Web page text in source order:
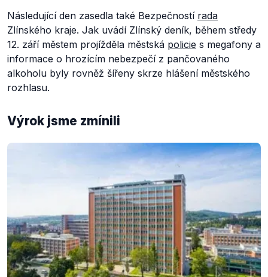
Následující den zasedla také Bezpečností rada
Zlínského kraje. Jak uvádí Zlínský deník, během středy
12. září městem projížděla městská policie s megafony a
informace o hrozícím nebezpečí z pančovaného
alkoholu byly rovněž šířeny skrze hlášení městského
rozhlasu.
Výrok jsme zmínili